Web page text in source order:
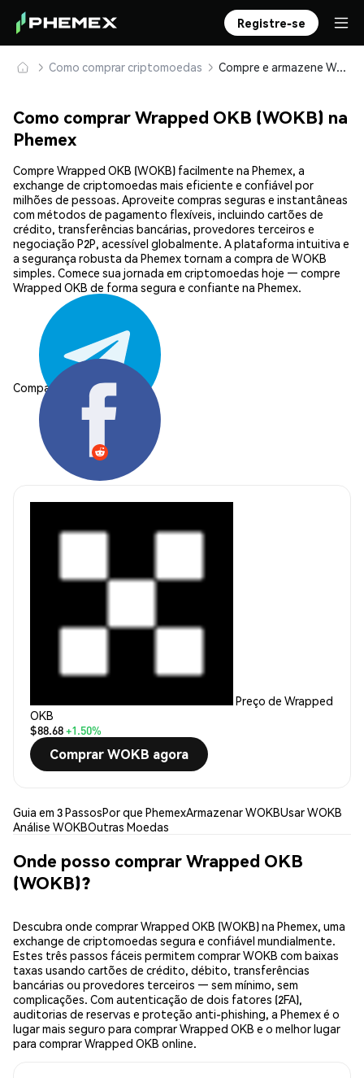
Registre-se
Como comprar criptomoedas Compre e armazene Wrapped OKB (WOKB) com segurança
Como comprar Wrapped OKB (WOKB) na
Phemex
Compre Wrapped OKB (WOKB) facilmente na Phemex, a
exchange de criptomoedas mais eficiente e confiável por
milhões de pessoas. Aproveite compras seguras e instantâneas
com métodos de pagamento flexíveis, incluindo cartões de
crédito, transferências bancárias, provedores terceiros e
negociação P2P, acessível globalmente. A plataforma intuitiva e
a segurança robusta da Phemex tornam a compra de WOKB
simples. Comece sua jornada em criptomoedas hoje — compre
Wrapped OKB de forma segura e confiante na Phemex.
Compartilhar:
Preço de Wrapped
OKB
$88.68+1.50%
Comprar WOKB agora
Guia em 3 PassosPor que PhemexArmazenar WOKBUsar WOKB
Análise WOKBOutras Moedas
Onde posso comprar Wrapped OKB
(WOKB)?
Descubra onde comprar Wrapped OKB (WOKB) na Phemex, uma
exchange de criptomoedas segura e confiável mundialmente.
Estes três passos fáceis permitem comprar WOKB com baixas
taxas usando cartões de crédito, débito, transferências
bancárias ou provedores terceiros — sem mínimo, sem
complicações. Com autenticação de dois fatores (2FA),
auditorias de reservas e proteção anti-phishing, a Phemex é o
lugar mais seguro para comprar Wrapped OKB e o melhor lugar
para comprar Wrapped OKB online.